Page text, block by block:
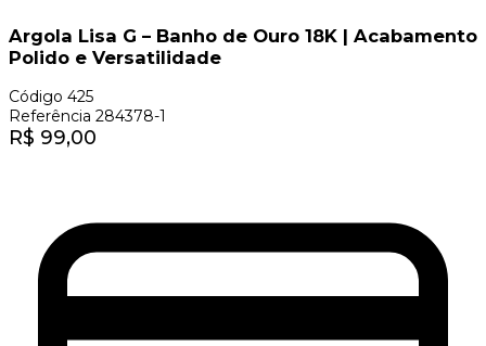
Argola Lisa G – Banho de Ouro 18K | Acabamento
Polido e Versatilidade
Código 425
Referência 284378-1
R$ 99,00